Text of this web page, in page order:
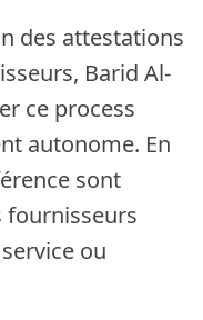
des attestations
Barid Al-
ce process
autonome. En
sont
fournisseurs
ou